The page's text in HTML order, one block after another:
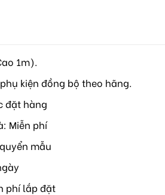
1m).
kiện đồng bộ theo hãng.
đặt hàng
Miễn phí
mẫu
phí lắp đặt